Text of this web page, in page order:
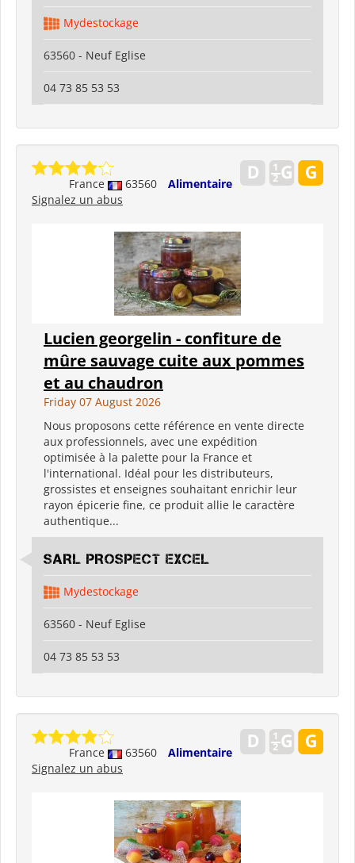
Mydestockage
63560 - Neuf Eglise
04 73 85 53 53
France 63560
Alimentaire
Signalez un abus
Lucien georgelin - confiture de
mûre sauvage cuite aux pommes
et au chaudron
Friday 07 August 2026
Nous proposons cette référence en vente directe
aux professionnels, avec une expédition
optimisée à la palette pour la France et
l'international. Idéal pour les distributeurs,
grossistes et enseignes souhaitant enrichir leur
rayon épicerie fine, ce produit allie le caractère
authentique...
SARL PROSPECT EXCEL
Mydestockage
63560 - Neuf Eglise
04 73 85 53 53
France 63560
Alimentaire
Signalez un abus